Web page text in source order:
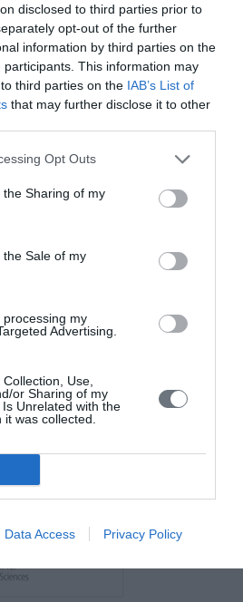
disclosed to third parties prior to
opt-out of the further
information by third parties on the
participants. This information may
third parties on the IAB’s List of
that may further disclose it to other
Opt Outs
Sharing of my
Sale of my
my
Advertising.
Use,
or Sharing of my
Unrelated with the
was collected.
Data Access Privacy Policy